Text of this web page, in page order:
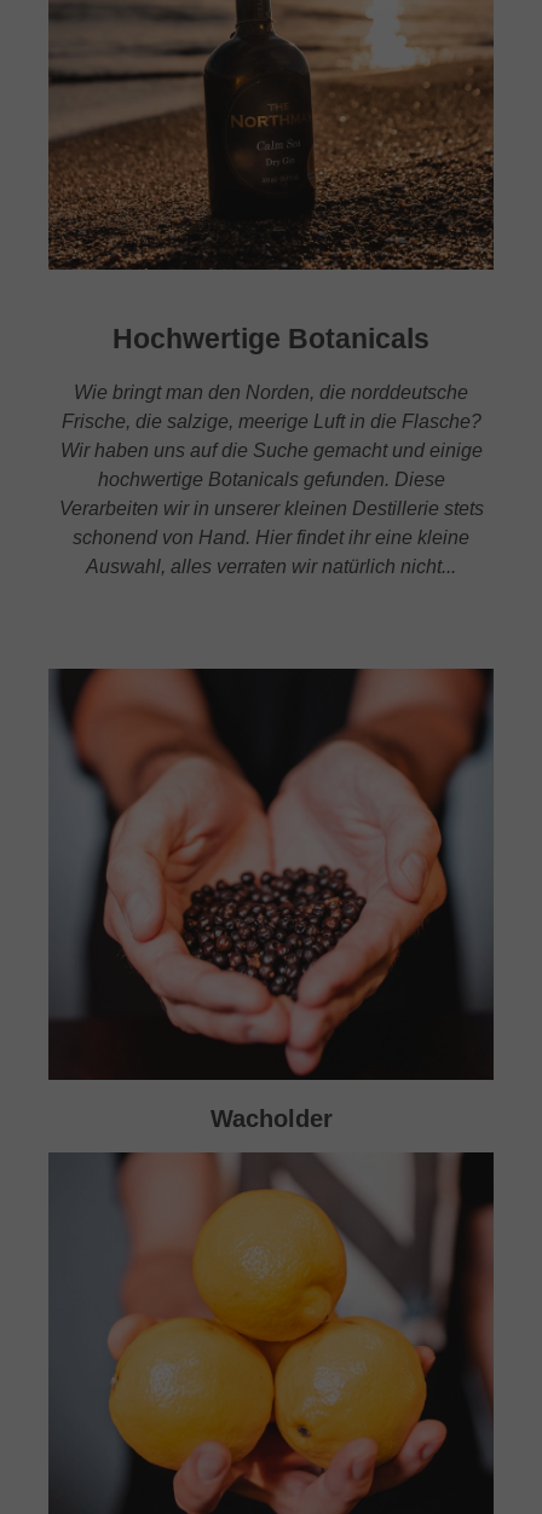
Hochwertige Botanicals
Wie bringt man den Norden, die norddeutsche
Frische, die salzige, meerige Luft in die Flasche?
Wir haben uns auf die Suche gemacht und einige
hochwertige Botanicals gefunden. Diese
Verarbeiten wir in unserer kleinen Destillerie stets
schonend von Hand. Hier findet ihr eine kleine
Auswahl, alles verraten wir natürlich nicht...
Wacholder